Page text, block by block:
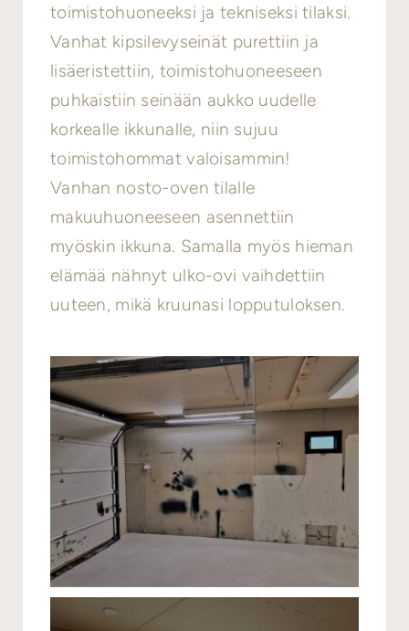
toimistohuoneeksi ja tekniseksi tilaksi.
Vanhat kipsilevyseinät purettiin ja
lisäeristettiin, toimistohuoneeseen
puhkaistiin seinään aukko uudelle
korkealle ikkunalle, niin sujuu
toimistohommat valoisammin!
Vanhan nosto-oven tilalle
makuuhuoneeseen asennettiin
myöskin ikkuna. Samalla myös hieman
elämää nähnyt ulko-ovi vaihdettiin
uuteen, mikä kruunasi lopputuloksen.